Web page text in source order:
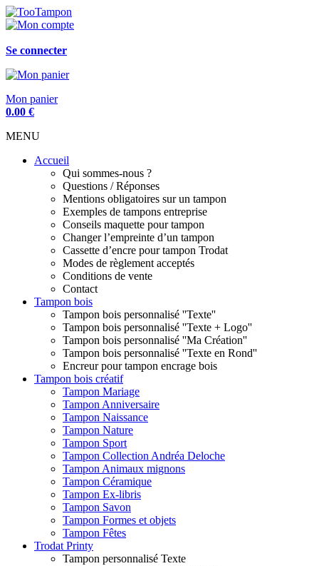
Se connecter
Mon panier
0.00 €
MENU
Accueil
Qui sommes-nous ?
Questions / Réponses
Mentions obligatoires sur un tampon
Exemples de tampons entreprise
Conseils maquette pour tampon
Changer l’empreinte d’un tampon
Cassette d’encre pour tampon Trodat
Modes de règlement acceptés
Conditions de vente
Contact
Tampon bois
Tampon bois personnalisé ''Texte''
Tampon bois personnalisé ''Texte + Logo''
Tampon bois personnalisé ''Ma Création''
Tampon bois personnalisé ''Texte en Rond''
Encreur pour tampon encrage bois
Tampon bois créatif
Tampon Mariage
Tampon Anniversaire
Tampon Naissance
Tampon Nature
Tampon Sport
Tampon Collection Andréa Deloche
Tampon Animaux mignons
Tampon Céramique
Tampon Ex-libris
Tampon Savon
Tampon Formes et objets
Tampon Fêtes
Trodat Printy
Tampon personnalisé Texte